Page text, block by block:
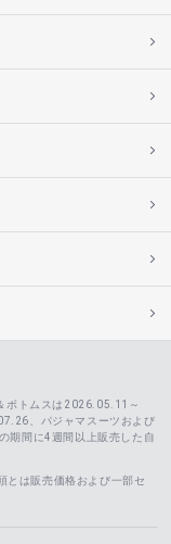
ボトムスは2026.05.11～
、
パジャマスーツおよび
間に4週間以上販売した自
とは販売価格および一部セ